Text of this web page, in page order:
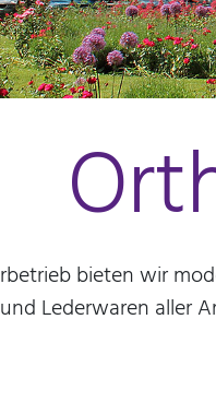
bieten wir
Lederwaren aller